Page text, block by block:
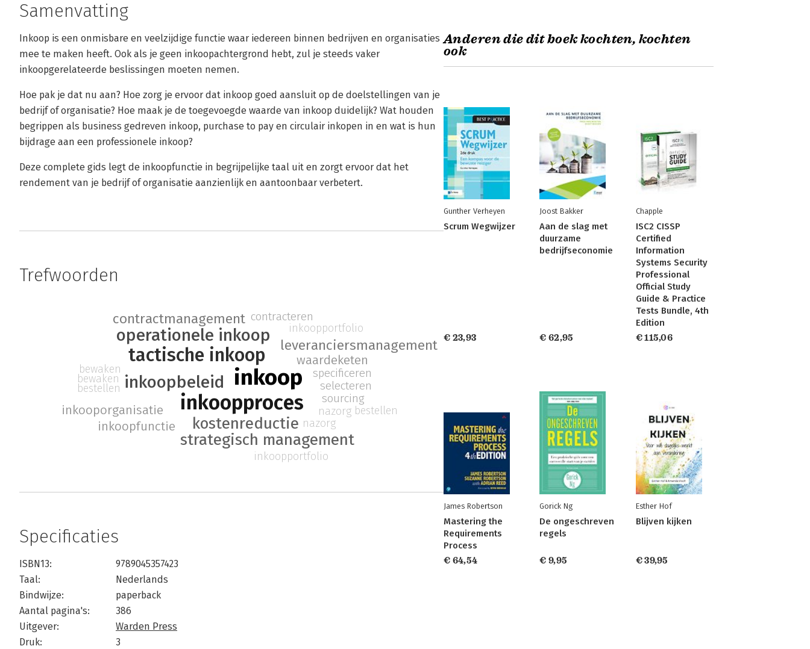
Samenvatting
Inkoop is een onmisbare en veelzijdige functie waar iedereen binnen bedrijven en organisaties
mee te maken heeft. Ook als je geen inkoopachtergrond hebt, zul je steeds vaker
inkoopgerelateerde beslissingen moeten nemen.
Hoe pak je dat nu aan? Hoe zorg je ervoor dat inkoop goed aansluit op de doelstellingen van je
bedrijf of organisatie? Hoe maak je de toegevoegde waarde van inkoop duidelijk? Wat houden
begrippen als business gedreven inkoop, purchase to pay en circulair inkopen in en wat is hun
bijdrage aan een professionele inkoop?
Deze complete gids legt de inkoopfunctie in begrijpelijke taal uit en zorgt ervoor dat het
rendement van je bedrijf of organisatie aanzienlijk en aantoonbaar verbetert.
Trefwoorden
inkoop
inkoopproces
tactische inkoop
inkoopbeleid
operationele inkoop
kostenreductie
strategisch management
contractmanagement
leveranciersmanagement
waardeketen
inkoopfunctie
inkooporganisatie
specificeren
selecteren
contracteren
sourcing
nazorg
bestellen
bewaken
inkoopportfolio
nazorg
bestellen
bewaken
inkoopportfolio
Specificaties
ISBN13:
9789045357423
Taal:
Nederlands
Bindwijze:
paperback
Aantal pagina's:
386
Uitgever:
Warden Press
Druk:
3
Anderen die dit boek kochten, kochten
ook
Gunther Verheyen
Scrum Wegwijzer
€ 23,93
Joost Bakker
Aan de slag met
duurzame
bedrijfseconomie
€ 62,95
Chapple
ISC2 CISSP
Certified
Information
Systems Security
Professional
Official Study
Guide & Practice
Tests Bundle, 4th
Edition
€ 115,06
James Robertson
Mastering the
Requirements
Process
€ 64,54
Gorick Ng
De ongeschreven
regels
€ 9,95
Esther Hof
Blijven kijken
€ 39,95